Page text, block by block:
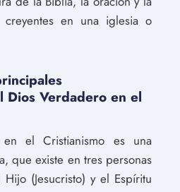
en una iglesia o
Dios Verdadero en el
el Cristianismo es una
que existe en tres personas
(Jesucristo) y el Espíritu